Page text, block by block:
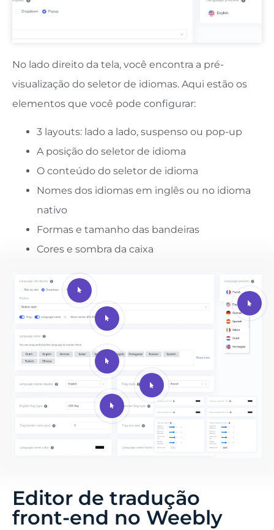
No lado direito da tela, você encontra a pré-
visualização do seletor de idiomas. Aqui estão os
elementos que você pode configurar:
3 layouts: lado a lado, suspenso ou pop-up
A posição do seletor de idioma
O conteúdo do seletor de idioma
Nomes dos idiomas em inglês ou no idioma
nativo
Formas e tamanho das bandeiras
Cores e sombra da caixa
Editor de tradução
front-end no Weebly